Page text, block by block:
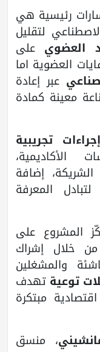
رئيسية هي
لتقليل
العضوي على
العضوية اما
عبر إعادة
معينة كمادة
إجراءات تجريبية
الأكاديمية،
إضافة
لتبادل المعرفة
المشروع على
من خلال إشراك
والمشغلين
توعية تهدف
مبتكرة
، منسق